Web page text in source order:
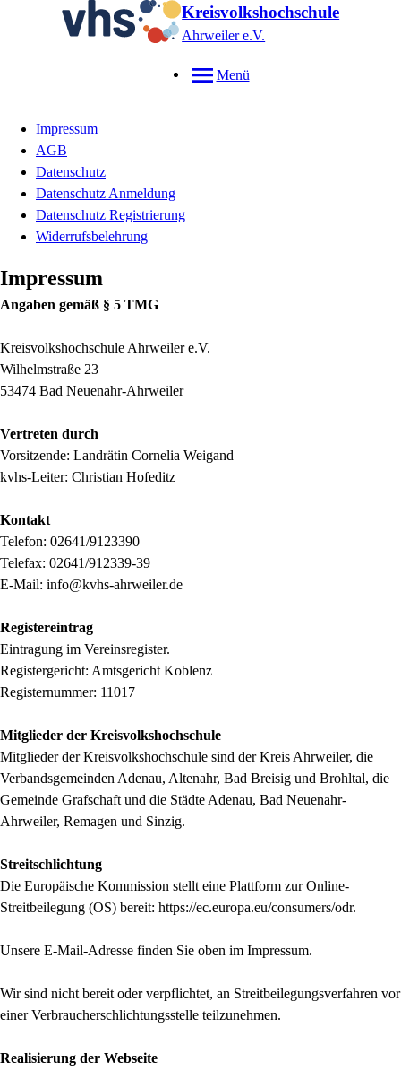
Kreisvolkshochschule
Ahrweiler e.V.
Menü
Impressum
AGB
Datenschutz
Datenschutz Anmeldung
Datenschutz Registrierung
Widerrufsbelehrung
Impressum
Angaben gemäß § 5 TMG
Kreisvolkshochschule Ahrweiler e.V.
Wilhelmstraße 23
53474 Bad Neuenahr-Ahrweiler
Vertreten durch
Vorsitzende: Landrätin Cornelia Weigand
kvhs-Leiter: Christian Hofeditz
Kontakt
Telefon: 02641/9123390
Telefax: 02641/912339-39
E-Mail: info@kvhs-ahrweiler.de
Registereintrag
Eintragung im Vereinsregister.
Registergericht: Amtsgericht Koblenz
Registernummer: 11017
Mitglieder der Kreisvolkshochschule
Mitglieder der Kreisvolkshochschule sind der Kreis Ahrweiler, die
Verbandsgemeinden Adenau, Altenahr, Bad Breisig und Brohltal, die
Gemeinde Grafschaft und die Städte Adenau, Bad Neuenahr-
Ahrweiler, Remagen und Sinzig.
Streitschlichtung
Die Europäische Kommission stellt eine Plattform zur Online-
Streitbeilegung (OS) bereit: https://ec.europa.eu/consumers/odr.
Unsere E-Mail-Adresse finden Sie oben im Impressum.
Wir sind nicht bereit oder verpflichtet, an Streitbeilegungsverfahren vor
einer Verbraucherschlichtungsstelle teilzunehmen.
Realisierung der Webseite